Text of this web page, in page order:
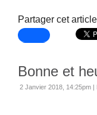
Partager cet article
Bonne et
2 Janvier 2018, 14:25pm |